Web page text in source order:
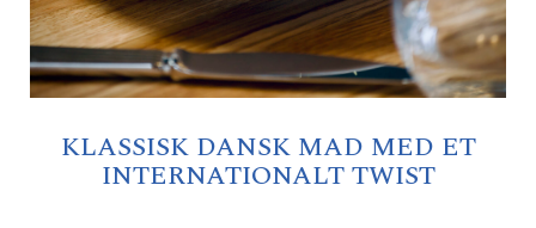
KLASSISK DANSK MAD MED ET
INTERNATIONALT TWIST